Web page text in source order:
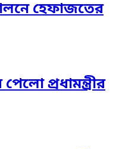
হেফাজতের
প্রধামন্ত্রীর